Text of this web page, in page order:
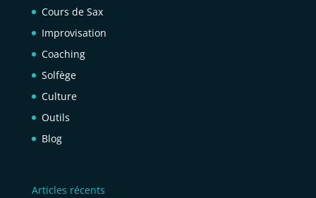
Cours de Sax
Improvisation
Coaching
Solfège
Culture
Outils
Blog
Articles récents